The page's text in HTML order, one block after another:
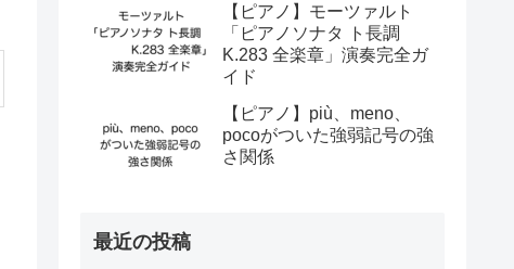
【ピアノ】モーツァルト
「ピアノソナタ ト長調
K.283 全楽章」演奏完全ガ
イド
【ピアノ】più、meno、
pocoがついた強弱記号の強
さ関係
最近の投稿